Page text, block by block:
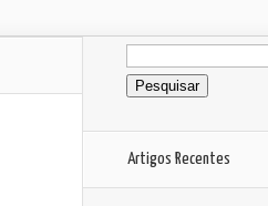
Pesquisar
por:
Artigos Recentes